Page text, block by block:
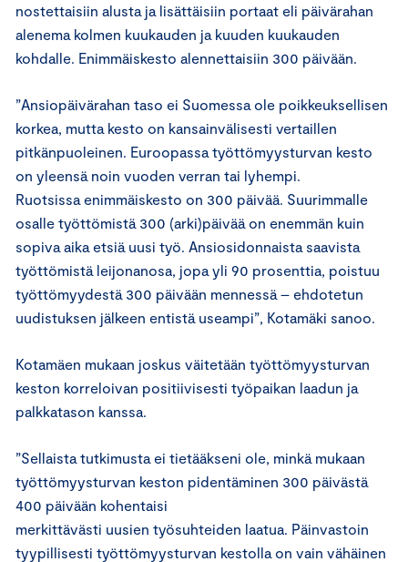
nostettaisiin alusta ja lisättäisiin portaat eli päivärahan
alenema kolmen kuukauden ja kuuden kuukauden
kohdalle. Enimmäiskesto alennettaisiin 300 päivään.
”Ansiopäivärahan taso ei Suomessa ole poikkeuksellisen
korkea, mutta kesto on kansainvälisesti vertaillen
pitkänpuoleinen. Euroopassa työttömyysturvan kesto
on yleensä noin vuoden verran tai lyhempi.
Ruotsissa enimmäiskesto on 300 päivää. Suurimmalle
osalle työttömistä 300 (arki)päivää on enemmän kuin
sopiva aika etsiä uusi työ. Ansiosidonnaista saavista
työttömistä leijonanosa, jopa yli 90 prosenttia, poistuu
työttömyydestä 300 päivään mennessä – ehdotetun
uudistuksen jälkeen entistä useampi”, Kotamäki sanoo.
Kotamäen mukaan joskus väitetään työttömyysturvan
keston korreloivan positiivisesti työpaikan laadun ja
palkkatason kanssa.
”Sellaista tutkimusta ei tietääkseni ole, minkä mukaan
työttömyysturvan keston pidentäminen 300 päivästä
400 päivään kohentaisi
merkittävästi uusien työsuhteiden laatua. Päinvastoin
tyypillisesti työttömyysturvan kestolla on vain vähäinen